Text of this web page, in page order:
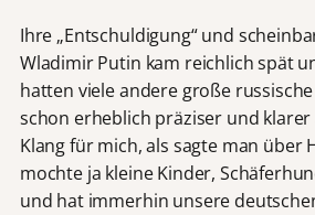
Ihre „Entschuldigung“ und
Wladimir Putin kam reichlich spät
hatten viele andere große
schon erheblich präziser und
Klang für mich, als sagte man über
mochte ja kleine Kinder,
und hat immerhin unsere